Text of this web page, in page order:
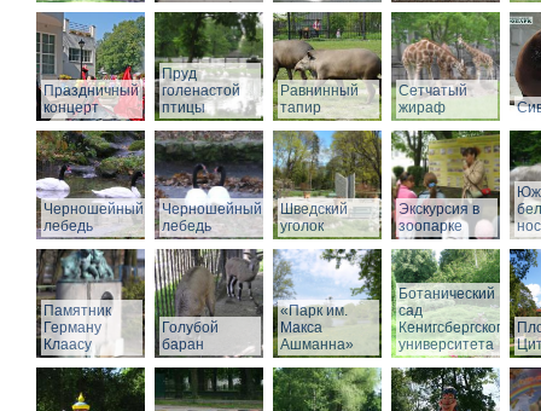
Праздничный
концерт
Пруд
голенастой
птицы
Равнинный
тапир
Сетчатый
жираф
Черношейный
лебедь
Черношейный
лебедь
Шведский
уголок
Экскурсия в
зоопарке
Памятник
Герману
Клаасу
Голубой
баран
«Парк им.
Макса
Ашманна»
Ботанический
сад
Кенигсбергского
университета